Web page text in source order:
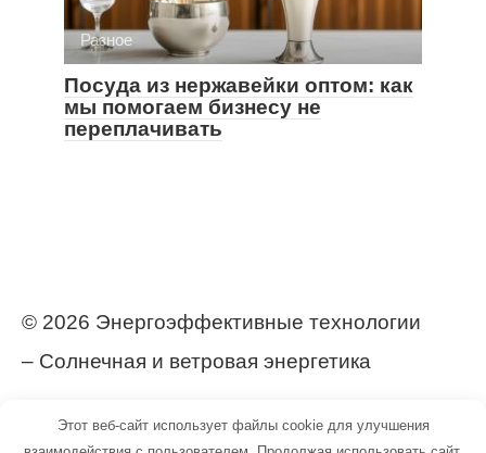
Разное
Посуда из нержавейки оптом: как
мы помогаем бизнесу не
переплачивать
© 2026 Энергоэффективные технологии
– Солнечная и ветровая энергетика
Этот веб-сайт использует файлы cookie для улучшения